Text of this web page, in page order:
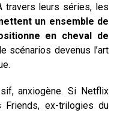
travers leurs séries, les
un ensemble de
en cheval de
scénarios devenus l’art
anxiogène. Si Netflix
ex-trilogies du